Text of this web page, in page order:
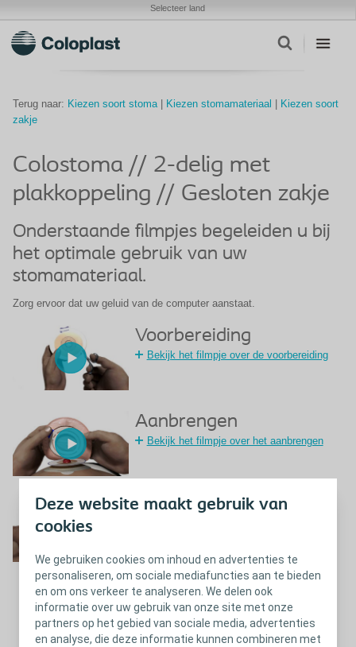
Deze website maakt gebruik van
cookies
We gebruiken cookies om inhoud en advertenties te
personaliseren, om sociale mediafuncties aan te bieden
en om ons verkeer te analyseren. We delen ook
informatie over uw gebruik van onze site met onze
partners op het gebied van sociale media, advertenties
en analyse, die deze informatie kunnen combineren met
Selecteer land
Terug naar: Kiezen soort stoma| Kiezen stomamateriaal
Kiezen soort
zakje
Colostoma // 2-delig met
plakkoppeling // Gesloten zakje
Onderstaande filmpjes begeleiden u bij
het optimale gebruik van uw
stomamateriaal.
Zorg ervoor dat uw geluid van de computer aanstaat.
Voorbereiding
Bekijk het filmpje over de voorbereiding
Aanbrengen
Bekijk het filmpje over het aanbrengen
Verwijderen
Sluiten
Verwijderen